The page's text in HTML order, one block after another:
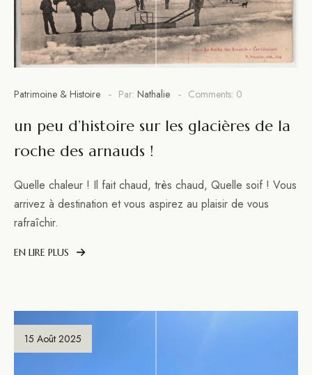
Patrimoine & Histoire Par: Nathalie Comments: 0
un peu d’histoire sur les glacières de la
roche des arnauds !
Quelle chaleur ! Il fait chaud, très chaud, Quelle soif ! Vous
arrivez à destination et vous aspirez au plaisir de vous
rafraîchir.
EN LIRE PLUS
15 Août 2025